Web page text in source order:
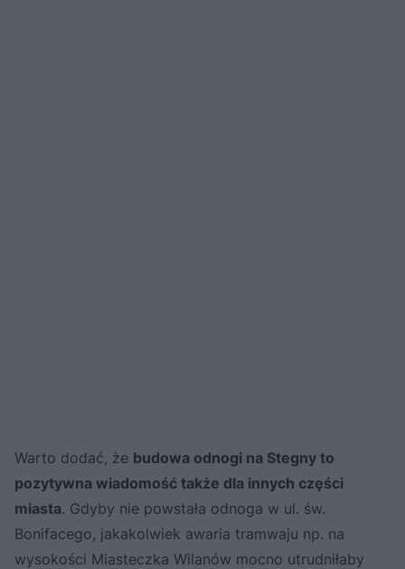
Warto dodać, że budowa odnogi na Stegny to
pozytywna wiadomość także dla innych części
miasta. Gdyby nie powstała odnoga w ul. św.
Bonifacego, jakakolwiek awaria tramwaju np. na
wysokości Miasteczka Wilanów mocno utrudniłaby